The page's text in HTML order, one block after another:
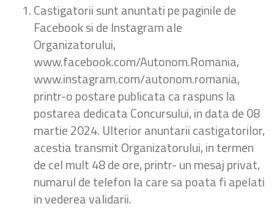
Castigatorii sunt anuntati pe paginile de
Facebook si de Instagram ale
Organizatorului,
www.facebook.com/Autonom.Romania,
www.instagram.com/autonom.romania,
printr-o postare publicata ca raspuns la
postarea dedicata Concursului, in data de 08
martie 2024. Ulterior anuntarii castigatorilor,
acestia transmit Organizatorului, in termen
de cel mult 48 de ore, printr- un mesaj privat,
numarul de telefon la care sa poata fi apelati
in vederea validarii.